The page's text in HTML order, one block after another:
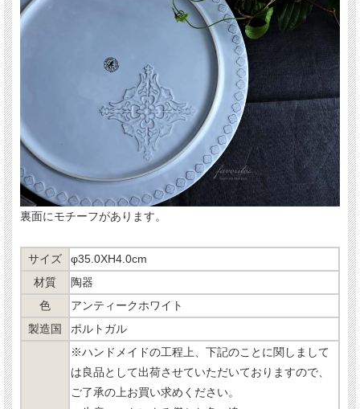
裏面にモチーフがあります。
サイズ
φ35.0XH4.0cm
材質
陶器
色
アンティークホワイト
製造国
ポルトガル
※ハンドメイドの工程上、下記のことに関しまして
は良品として出荷させていただいておりますので、
ご了承の上お買い求めください。